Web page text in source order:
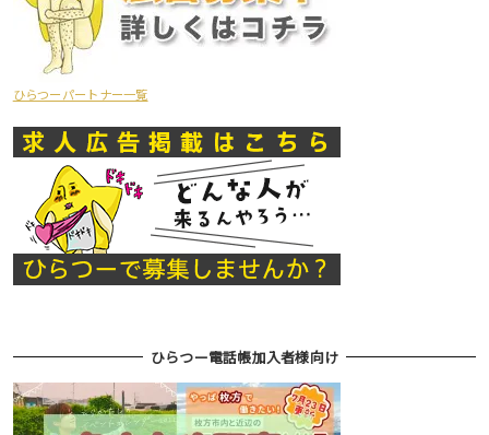
ひらつーパートナー一覧
ひらつー電話帳加入者様向け